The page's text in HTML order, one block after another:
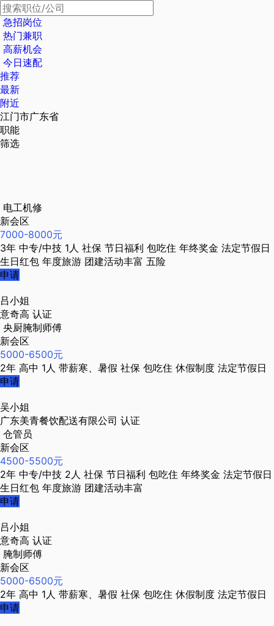
急招岗位
热门兼职
高薪机会
今日速配
推荐
最新
附近
江门市广东省
职能
筛选
电工机修
新会区
7000-8000元
3年 中专/中技 1人 社保 节日福利 包吃住 年终奖金 法定节假日
生日红包 年度旅游 团建活动丰富 五险
申请
吕小姐
意奇高 认证
央厨腌制师傅
新会区
5000-6500元
2年 高中 1人 带薪寒、暑假 社保 包吃住 休假制度 法定节假日
申请
吴小姐
广东美青餐饮配送有限公司 认证
仓管员
新会区
4500-5500元
2年 中专/中技 2人 社保 节日福利 包吃住 年终奖金 法定节假日
生日红包 年度旅游 团建活动丰富
申请
吕小姐
意奇高 认证
腌制师傅
新会区
5000-6500元
2年 高中 1人 带薪寒、暑假 社保 包吃住 休假制度 法定节假日
申请